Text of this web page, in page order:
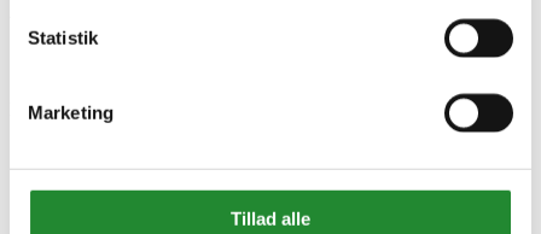
Statistik
Marketing
Tillad alle
- 102784
DKK 398,75Inkl. moms